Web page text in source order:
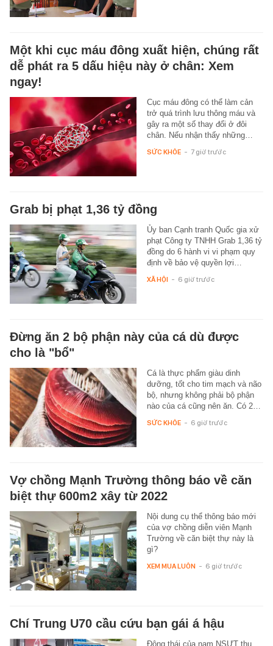
Một khi cục máu đông xuất hiện, chúng rất
dễ phát ra 5 dấu hiệu này ở chân: Xem
ngay!
Cục máu đông có thể làm cản
trở quá trình lưu thông máu và
gây ra một số thay đổi ở đôi
chân. Nếu nhận thấy những…
SỨC KHỎE - 7 giờ trước
Grab bị phạt 1,36 tỷ đồng
Ủy ban Cạnh tranh Quốc gia xử
phạt Công ty TNHH Grab 1,36 tỷ
đồng do 6 hành vi vi phạm quy
định về bảo vệ quyền lợi…
XÃ HỘI - 6 giờ trước
Đừng ăn 2 bộ phận này của cá dù được
cho là "bổ"
Cá là thực phẩm giàu dinh
dưỡng, tốt cho tim mạch và não
bộ, nhưng không phải bộ phận
nào của cá cũng nên ăn. Có 2…
SỨC KHỎE - 6 giờ trước
Vợ chồng Mạnh Trường thông báo về căn
biệt thự 600m2 xây từ 2022
Nội dung cụ thể thông báo mới
của vợ chồng diễn viên Mạnh
Trường về căn biệt thự này là
gì?
XEM MUA LUÔN - 6 giờ trước
Chí Trung U70 cầu cứu bạn gái á hậu
Động thái của nam NSƯT thu